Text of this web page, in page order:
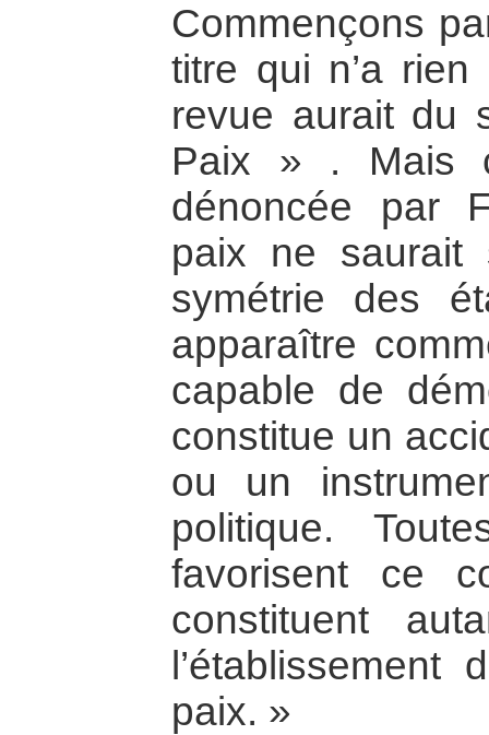
Commençons
titre qui n’a rien
revue aurait du
Paix » . Mais
dénoncée par
paix ne saurait
symétrie des
apparaître
capable de
constitue un
ou un
politique.
favorisent ce
constituent
l’établissement
paix. »